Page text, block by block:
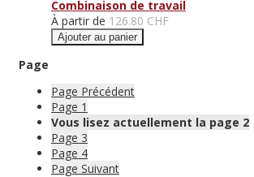
Combinaison de travail
À partir de 126.80 CHF
Ajouter au panier
Page
Page Précédent
Page 1
Vous lisez actuellement la page 2
Page 3
Page 4
Page Suivant